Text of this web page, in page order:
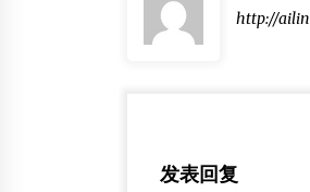
http://ailin
发表回复